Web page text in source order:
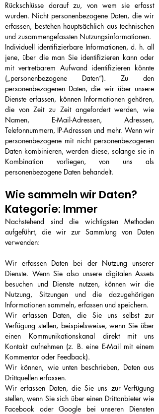
Rückschlüsse darauf zu, von wem sie erfasst
wurden. Nicht personenbezogene Daten, die wir
erfassen, bestehen hauptsächlich aus technischen
und zusammengefassten Nutzungsinformationen.
Individuell identifizierbare Informationen, d. h. all
jene, über die man Sie identifizieren kann oder
mit vertretbarem Aufwand identifizieren könnte
(„personenbezogene Daten“). Zu den
personenbezogenen Daten, die wir über unsere
Dienste erfassen, können Informationen gehören,
die von Zeit zu Zeit angefordert werden, wie
Namen, E-Mail-Adressen, Adressen,
Telefonnummern, IP-Adressen und mehr. Wenn wir
personenbezogene mit nicht personenbezogenen
Daten kombinieren, werden diese, solange sie in
Kombination vorliegen, von uns als
personenbezogene Daten behandelt.
Wie sammeln wir Daten?
Kategorie: Immer
Nachstehend sind die wichtigsten Methoden
aufgeführt, die wir zur Sammlung von Daten
verwenden:
Wir erfassen Daten bei der Nutzung unserer
Dienste. Wenn Sie also unsere digitalen Assets
besuchen und Dienste nutzen, können wir die
Nutzung, Sitzungen und die dazugehörigen
Informationen sammeln, erfassen und speichern.
Wir erfassen Daten, die Sie uns selbst zur
Verfügung stellen, beispielsweise, wenn Sie über
einen Kommunikationskanal direkt mit uns
Kontakt aufnehmen (z. B. eine E-Mail mit einem
Kommentar oder Feedback).
Wir können, wie unten beschrieben, Daten aus
Drittquellen erfassen.
Wir erfassen Daten, die Sie uns zur Verfügung
stellen, wenn Sie sich über einen Drittanbieter wie
Facebook oder Google bei unseren Diensten